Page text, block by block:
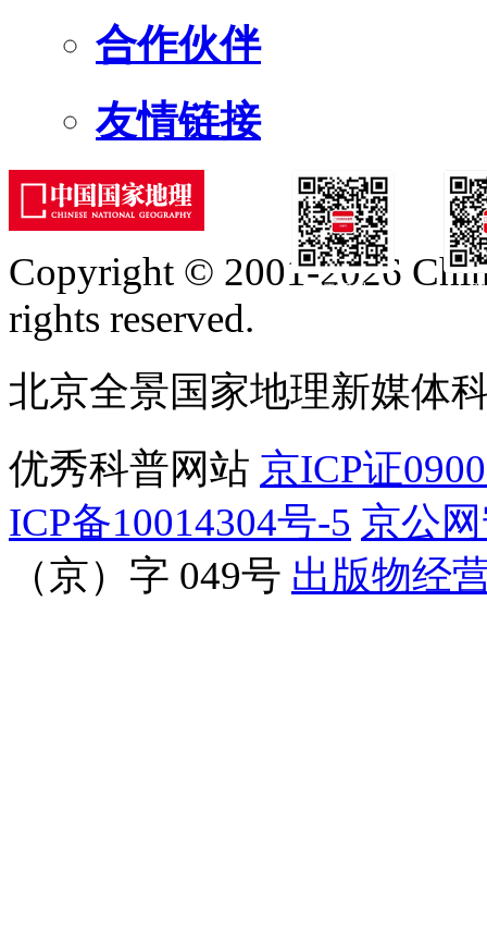
合作伙伴
友情链接
订阅号
Copyright © 2001-2026
rights reserved.
北京全景国家地理新媒体
优秀科普网站 京ICP证
ICP备10014304号-5 京公
（京）字 049号 出版物经